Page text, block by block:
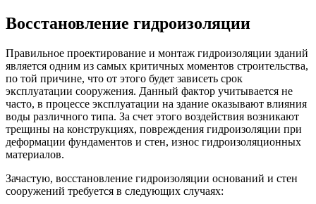
Восстановление гидроизоляции
Правильное проектирование и монтаж гидроизоляции зданий
является одним из самых критичных моментов строительства,
по той причине, что от этого будет зависеть срок
эксплуатации сооружения. Данный фактор учитывается не
часто, в процессе эксплуатации на здание оказывают влияния
воды различного типа. За счет этого воздействия возникают
трещины на конструкциях, повреждения гидроизоляции при
деформации фундаментов и стен, износ гидроизоляционных
материалов.
Зачастую, восстановление гидроизоляции оснований и стен
сооружений требуется в следующих случаях: